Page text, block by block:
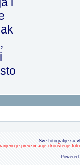
Sve fotografije su
je preuzimanje i korištenje